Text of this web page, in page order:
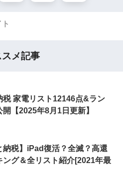
スメ記事
税 家電リスト12146点&ラン
開【2025年8月1日更新】
納税】iPad復活？全滅？高還
ング＆全リスト紹介[2021年最